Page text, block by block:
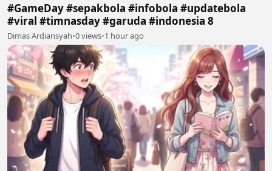
#GameDay #sepakbola #infobola #updatebola
#viral #timnasday #garuda #indonesia 8
Dimas Ardiansyah•0 views•1 hour ago